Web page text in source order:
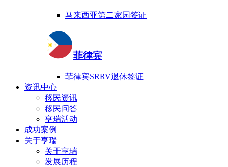
马来西亚第二家园签证
菲律宾
菲律宾SRRV退休签证
资讯中心
移民资讯
移民问答
亨瑞活动
成功案例
关于亨瑞
关于亨瑞
发展历程